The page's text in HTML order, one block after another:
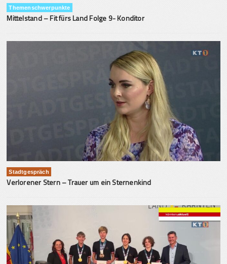
Themenschwerpunkte
Mittelstand – Fit fürs Land Folge 9- Konditor
Stadtgespräch
Verlorener Stern – Trauer um ein Sternenkind